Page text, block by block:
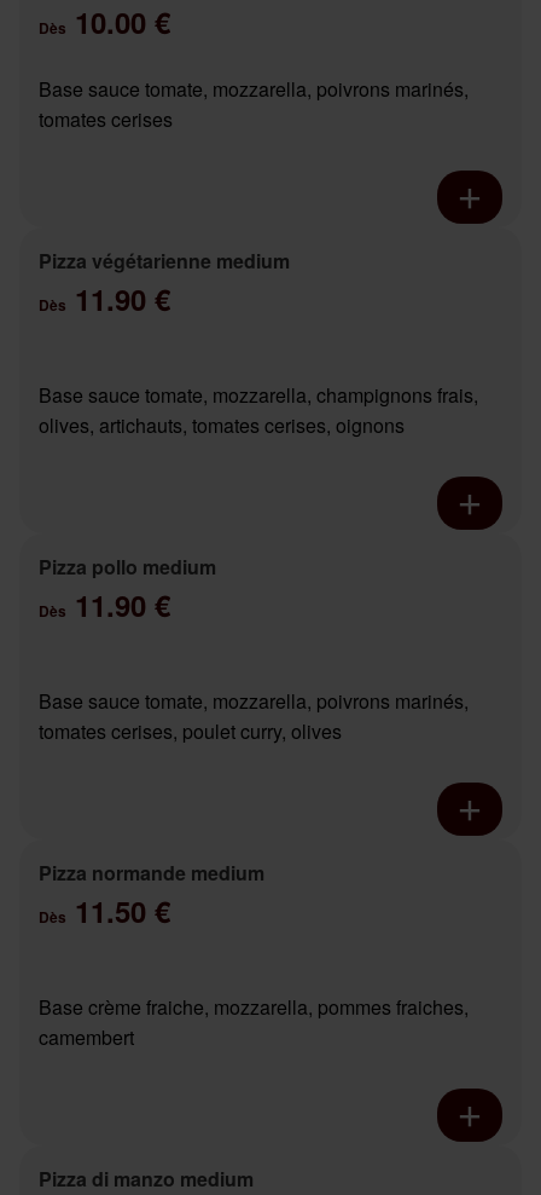
Dès 10.00 €
Base sauce tomate, mozzarella, poivrons marinés,
tomates cerises
Pizza végétarienne medium
Dès 11.90 €
Base sauce tomate, mozzarella, champignons frais,
olives, artichauts, tomates cerises, oignons
Pizza pollo medium
Dès 11.90 €
Base sauce tomate, mozzarella, poivrons marinés,
tomates cerises, poulet curry, olives
Pizza normande medium
Dès 11.50 €
Base crème fraiche, mozzarella, pommes fraiches,
camembert
Pizza di manzo medium